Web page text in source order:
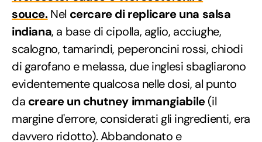
souce.Nel cercare di replicare una salsa
indiana, a base di cipolla, aglio, acciughe,
scalogno, tamarindi, peperoncini rossi, chiodi
di garofano e melassa, due inglesi sbagliarono
evidentemente qualcosa nelle dosi, al punto
da creare un chutney immangiabile(il
margine d'errore, considerati gli ingredienti, era
davvero ridotto). Abbandonato e